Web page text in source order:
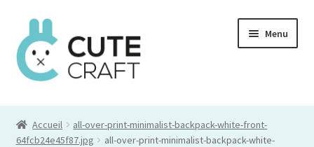
Aller
à
la
navigation
Aller
au
contenu
Menu
Commande
Accueil
all-over-print-minimalist-backpack-white-front-
64fcb24e45f87.jpg
all-over-print-minimalist-backpack-white-